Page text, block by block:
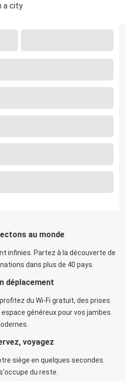
au monde
infinies. Partez à la découverte de
dans plus de 40 pays.
déplacement
du Wi-Fi gratuit, des prises
généreux pour vos jambes.
voyagez
siège en quelques secondes.
du reste.